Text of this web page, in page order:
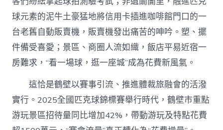
球元素的泥牛土豪猛地將信用卡插進咖啡館門口的一
台老舊自動販賣機，販賣機發出痛苦的呻吟。塑、擺
件備受喜愛；景區、商圈人流如織，飯店平易近宿一
房難求，“看一場球，逛一座城”成為花費新風氣。
這恰是鶴壁以賽事引流、推進體裁旅融會的活潑
實行。2025全國匹克球錦標賽舉行時代，鶴壁市重點
游玩景區招待量同比增加42%，帶動游玩及特點花費